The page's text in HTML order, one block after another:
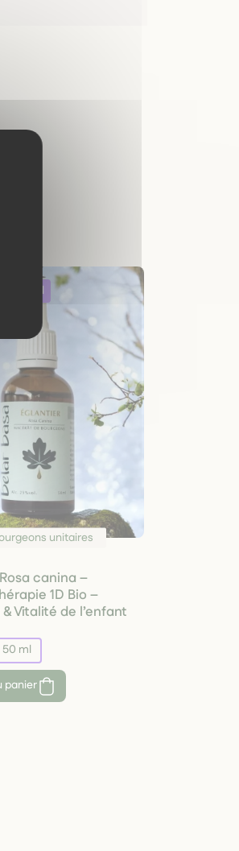
unitaires
canina –
1D Bio –
Vitalité de l’enfant
50 ml
panier